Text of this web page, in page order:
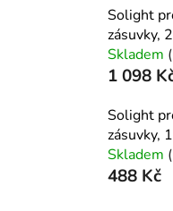
Solight
zásuvky,
Skladem
1 098
Solight
zásuvky,
Skladem
488 Kč